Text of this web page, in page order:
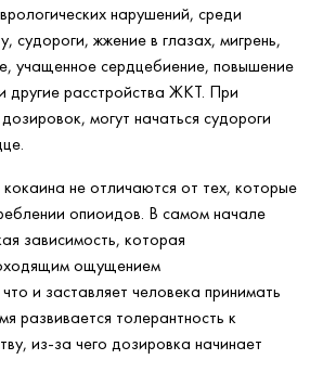
нарушений, среди
судороги, жжение в глазах, мигрень,
учащенное сердцебиение, повышение
расстройства ЖКТ. При
могут начаться судороги
не отличаются от тех, которые
опиоидов. В самом начале
зависимость, которая
ощущением
и заставляет человека принимать
развивается толерантность к
из-за чего дозировка начинает